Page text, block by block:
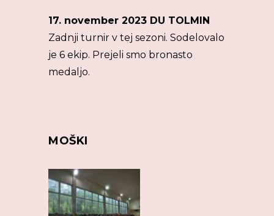
17. november 2023 DU TOLMIN
Zadnji turnir v tej sezoni. Sodelovalo
je 6 ekip. Prejeli smo bronasto
medaljo.
MOŠKI